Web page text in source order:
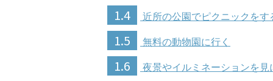
1.4 近所の公園でピクニックをす
1.5 無料の動物園に行く
1.6 夜景やイルミネーションを見